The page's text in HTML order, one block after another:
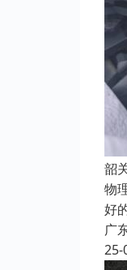
韶
物
好
广
25-